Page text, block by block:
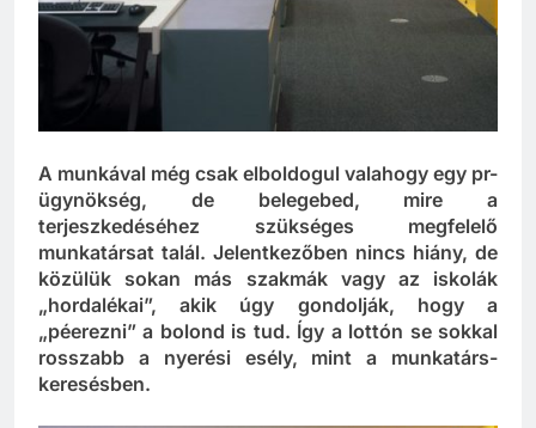
A munkával még csak elboldogul valahogy egy pr-
ügynökség, de belegebed, mire a
terjeszkedéséhez szükséges megfelelő
munkatársat talál. Jelentkezőben nincs hiány, de
közülük sokan más szakmák vagy az iskolák
„hordalékai”, akik úgy gondolják, hogy a
„péerezni” a bolond is tud. Így a lottón se sokkal
rosszabb a nyerési esély, mint a munkatárs-
keresésben.